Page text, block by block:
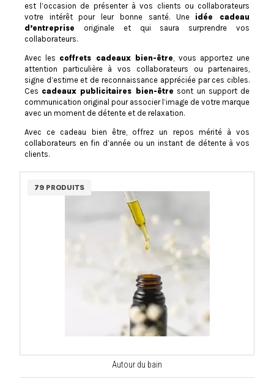
est l’occasion de présenter à vos clients ou collaborateurs
votre intérêt pour leur bonne santé. Une idée cadeau
d’entreprise originale et qui saura surprendre vos
collaborateurs.
Avec les coffrets cadeaux bien-être , vous apportez une
attention particulière à vos collaborateurs ou partenaires,
signe d’estime et de reconnaissance appréciée par ces cibles.
Ces cadeaux publicitaires bien-être sont un support de
communication original pour associer l’image de votre marque
avec un moment de détente et de relaxation.
Avec ce cadeau bien être, offrez un repos mérité à vos
collaborateurs en fin d’année ou un instant de détente à vos
clients.
79 PRODUITS
Autour du bain